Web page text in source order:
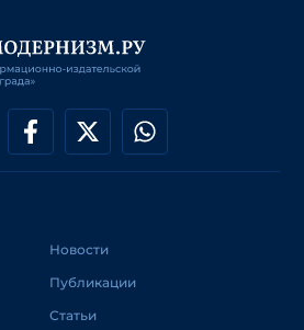
Новости
Публикации
Статьи